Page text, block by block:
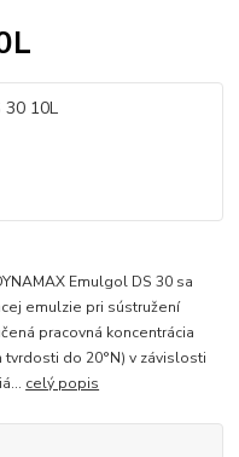
Emulgol DS 30 sa
emulzie pri sústružení
pracovná koncentrácia
do 20°N) v závislosti
celý popis